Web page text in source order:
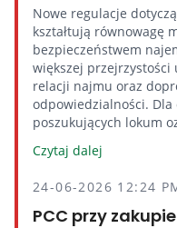
Nowe regulacje
kształtują równowagę
bezpieczeństwem
większej
relacji najmu oraz
odpowiedzialności.
poszukujących lokum
Czytaj dalej
24-06-2026 12:24
PCC przy